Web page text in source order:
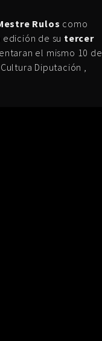
Rulos como
de su tercer
el mismo 10 de
, Cultura Diputación ,